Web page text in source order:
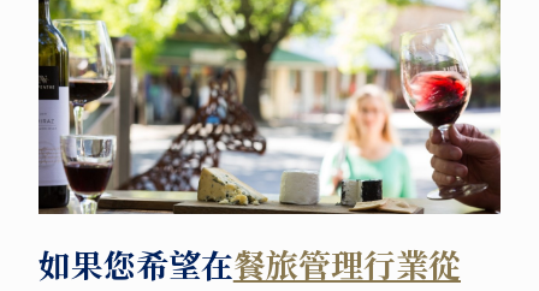
如果您希望在餐旅管理行業從